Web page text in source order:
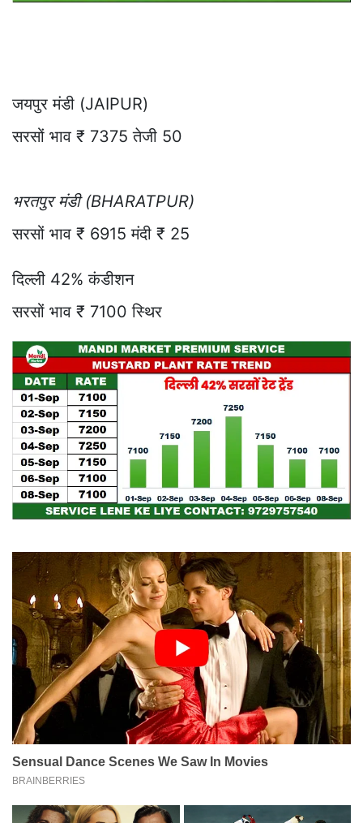
जयपुर मंडी (JAIPUR)
सरसों भाव ₹ 7375 तेजी 50
भरतपुर मंडी (BHARATPUR)
सरसों भाव ₹ 6915 मंदी ₹ 25
दिल्ली 42% कंडीशन
सरसों भाव ₹ 7100 स्थिर